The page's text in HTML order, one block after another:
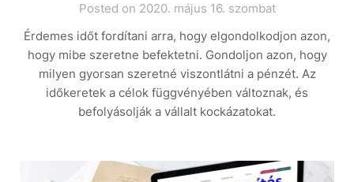
Posted on 2020. május 16. szombat
Érdemes időt fordítani arra, hogy elgondolkodjon azon,
hogy mibe szeretne befektetni. Gondoljon azon, hogy
milyen gyorsan szeretné viszontlátni a pénzét. Az
időkeretek a célok függvényében változnak, és
befolyásolják a vállalt kockázatokat.